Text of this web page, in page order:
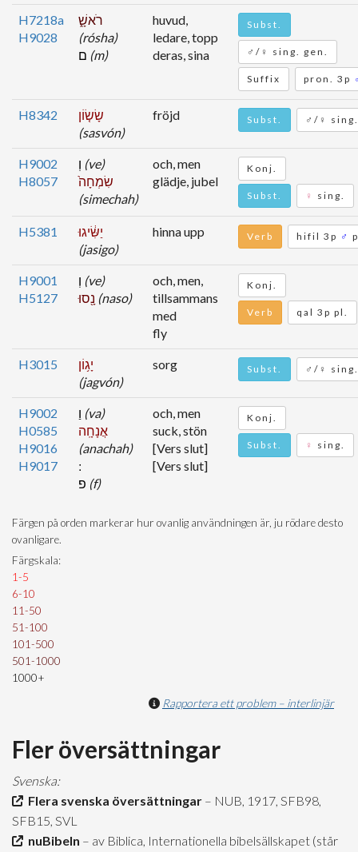
H7218a
H9028
רֹאשָׁ֑
(rósha)
(m)
huvud,
ledare, topp
deras, sina
Subst.
♂/♀ sing. gen.
Suffix pron. 3p
H8342
שָׂשׂ֤וֹן
(sasvón)
fröjd Subst. ♂/♀ sing.
H9002
H8057
(ve)
שִׂמְחָה֙
(simechah)
och, men
glädje, jubel
Konj.
Subst. ♀ sing.
H5381
יַשִּׂ֔יגוּ
(jasigo)
hinna upp Verb hifil 3p ♂
H9001
H5127
(ve)
(naso)
och, men,
tillsammans
med
fly
Konj.
Verb qal 3p pl.
H3015
יָג֥וֹן
(jagvón)
sorg Subst. ♂/♀ sing.
H9002
H0585
H9016
H9017
(va)
אֲנָחָֽה
(anachah)
(f)
och, men
suck, stön
[Vers slut]
[Vers slut]
Konj.
Subst. ♀ sing.
Färgen på orden markerar hur ovanlig användningen är, ju rödare desto
ovanligare.
Färgskala:
1-5
6-10
11-50
51-100
101-500
501-1000
1000+
Rapportera ett problem – interlinjär
Fler översättningar
Svenska:
Flera svenska översättningar – NUB, 1917, SFB98,
SFB15, SVL
nuBibeln – av Biblica, Internationella bibelsällskapet (står